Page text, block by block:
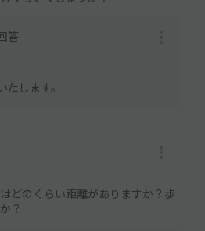
答
します。
どのくらい距離がありますか？歩
？